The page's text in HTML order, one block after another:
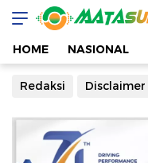
HOME NASIONAL
Redaksi Disclaimer